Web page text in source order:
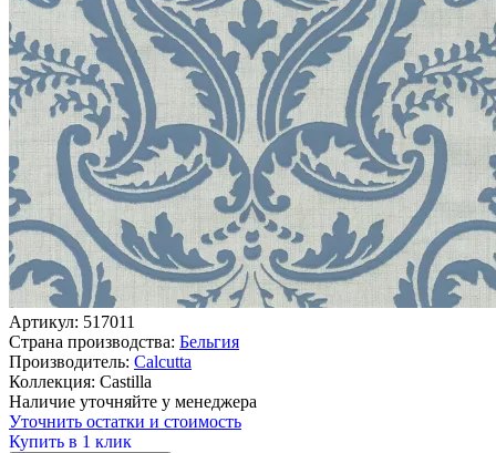
Артикул: 517011
Страна производства: Бельгия
Производитель: Calcutta
Коллекция: Castilla
Наличие уточняйте у менеджера
Уточнить остатки и стоимость
Купить в 1 клик